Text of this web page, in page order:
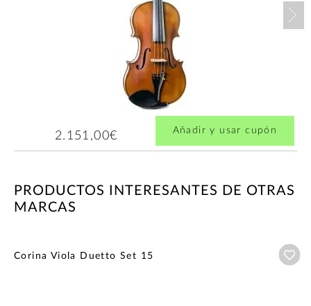
2.151,00€ Añadir y usar cupón
PRODUCTOS INTERESANTES DE OTRAS
MARCAS
Corina Viola Duetto Set 15